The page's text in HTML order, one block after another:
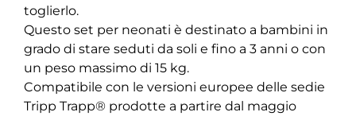
toglierlo.
Questo set per neonati è destinato a bambini in
grado di stare seduti da soli e fino a 3 anni o con
un peso massimo di 15 kg.
Compatibile con le versioni europee delle sedie
Tripp Trapp® prodotte a partire dal maggio